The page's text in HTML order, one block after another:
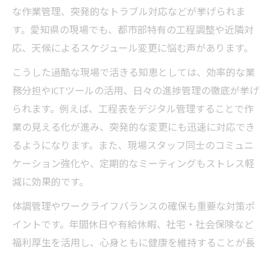
な作業管理、突発的なトラブル対応などが挙げられま
す。愛知県の現場でも、都市部特有の工程調整や近隣対
応、天候によるスケジュール変更に悩む声があります。
こうした過酷な現場で活きる知恵としては、効率的な業
務分担やICTツールの活用、日々の進捗管理の徹底が挙げ
られます。例えば、工程表をデジタル管理することで作
業の見える化が進み、突発的な変更にも迅速に対応でき
るようになります。また、現場スタッフ同士のコミュニ
ケーション強化や、定期的なミーティングもストレス軽
減に効果的です。
体調管理やワークライフバランスの確保も重要な対策ポ
イントです。年間休日や有給休暇、社宅・社会保険など
福利厚生を活用し、心身ともに健康を維持することが長